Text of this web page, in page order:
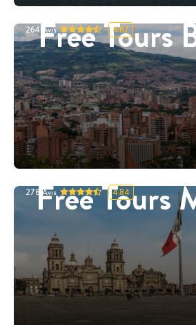
Free Tours
264 Avis 4.87
Free Tours
278 Avis 4.84